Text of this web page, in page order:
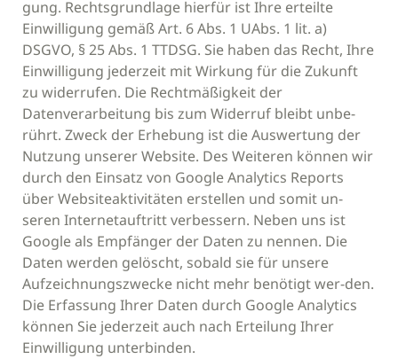
gung. Rechtsgrundlage hierfür ist Ihre erteilte
Einwilligung gemäß Art. 6 Abs. 1 UAbs. 1 lit. a)
DSGVO, § 25 Abs. 1 TTDSG. Sie haben das Recht, Ihre
Einwilligung jederzeit mit Wirkung für die Zukunft
zu widerrufen. Die Rechtmäßigkeit der
Datenverarbeitung bis zum Widerruf bleibt unbe-
rührt. Zweck der Erhebung ist die Auswertung der
Nutzung unserer Website. Des Weiteren können wir
durch den Einsatz von Google Analytics Reports
über Websiteaktivitäten erstellen und somit un-
seren Internetauftritt verbessern. Neben uns ist
Google als Empfänger der Daten zu nennen. Die
Daten werden gelöscht, sobald sie für unsere
Aufzeichnungszwecke nicht mehr benötigt wer-den.
Die Erfassung Ihrer Daten durch Google Analytics
können Sie jederzeit auch nach Erteilung Ihrer
Einwilligung unterbinden.